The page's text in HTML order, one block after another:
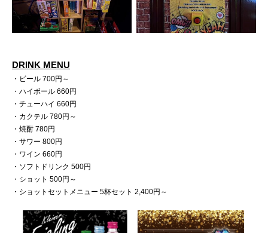
DRINK MENU
・ビール 700円～
・ハイボール 660円
・チューハイ 660円
・カクテル 780円～
・焼酎 780円
・サワー 800円
・ワイン 660円
・ソフトドリンク 500円
・ショット 500円～
・ショットセットメニュー 5杯セット 2,400円～